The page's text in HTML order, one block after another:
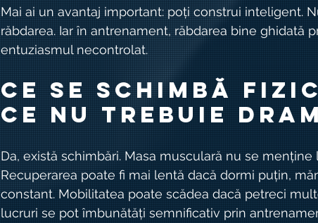
Mai ai un avantaj important: poți construi inteligent.
răbdarea. Iar în antrenament, răbdarea bine ghidată
entuziasmul necontrolat.
Ce se schimbă
ce nu trebuie
Da, există schimbări. Masa musculară nu se
Recuperarea poate fi mai lentă dacă dormi puțin,
constant. Mobilitatea poate scădea dacă petreci
lucruri se pot îmbunătăți semnificativ prin